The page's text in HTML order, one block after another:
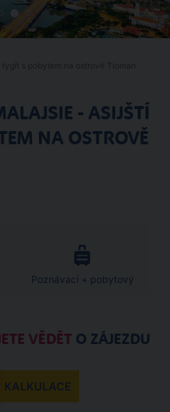
- ASIJŠTÍ
NA OSTROVĚ
Poznávací + pobytový
VĚDĚT O ZÁJEZDU
KALKULACE